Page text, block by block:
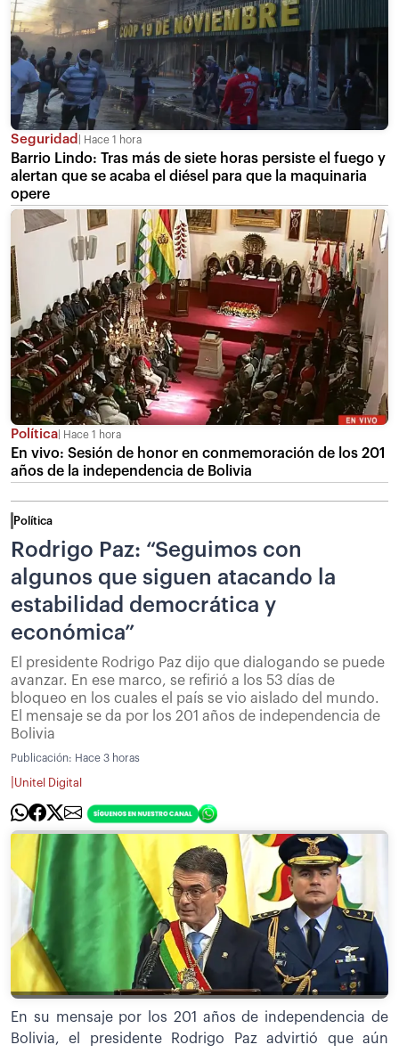
Seguridad Hace 1 hora
Barrio Lindo: Tras más de siete horas persiste el fuego y
alertan que se acaba el diésel para que la maquinaria
opere
Política Hace 1 hora
En vivo: Sesión de honor en conmemoración de los 201
años de la independencia de Bolivia
Política
Rodrigo Paz: “Seguimos con
algunos que siguen atacando la
estabilidad democrática y
económica”
El presidente Rodrigo Paz dijo que dialogando se puede
avanzar. En ese marco, se refirió a los 53 días de
bloqueo en los cuales el país se vio aislado del mundo.
El mensaje se da por los 201 años de independencia de
Bolivia
Publicación: Hace 3 horas
Unitel Digital
En su mensaje por los 201 años de independencia de
Bolivia, el presidente Rodrigo Paz advirtió que aún